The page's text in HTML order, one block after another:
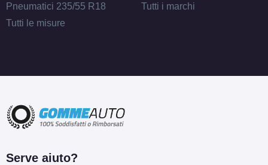
Pneumatici 235/55 R18
Tutti le misure
Tutti i marchi
Serve aiuto?